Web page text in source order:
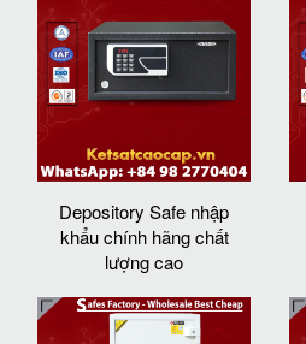
Depository Safe nhập
khẩu chính hãng chất
lượng cao